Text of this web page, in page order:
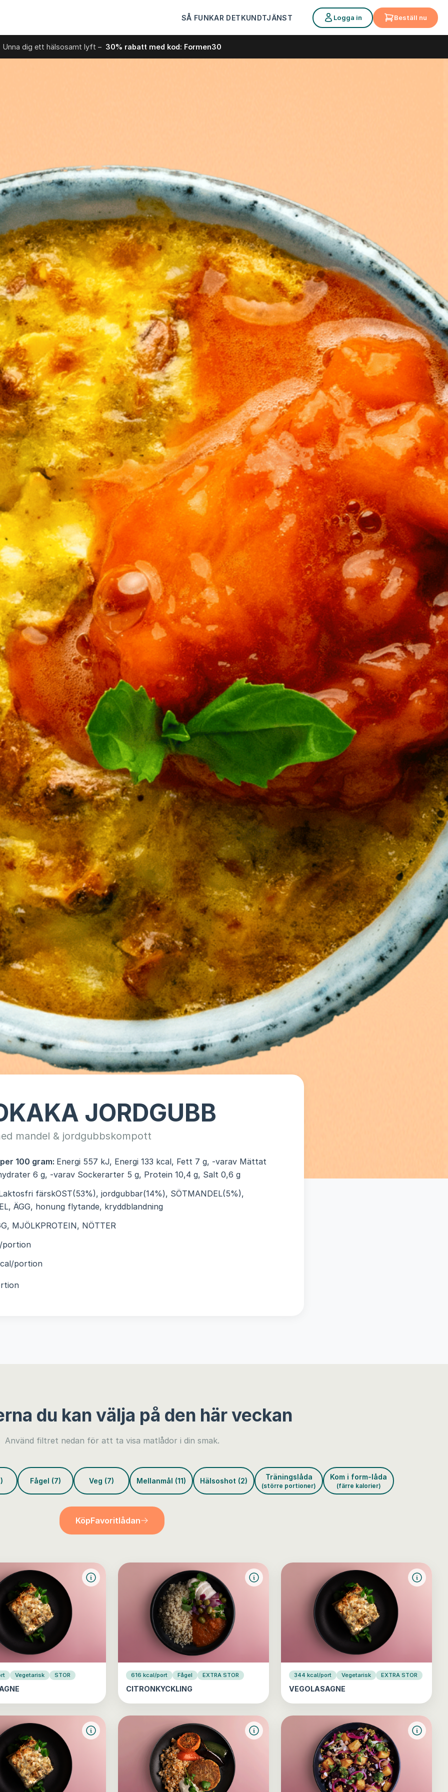
SÅ FUNKAR DETKUNDTJÄNST Logga in Beställ nu
Unna dig ett hälsosamt lyft – 30% rabatt med kod: Formen30
JORDGUBB
mandel & jordgubbskompott
100 gram: Energi 557 kJ, Energi 133 kcal, Fett 7 g, -varav Mättat
6 g, -varav Sockerarter 5 g, Protein 10,4 g, Salt 0,6 g
färskOST(53%), jordgubbar(14%), SÖTMANDEL(5%),
ÄGG, honung flytande, kryddblandning
MJÖLKPROTEIN, NÖTTER
portion
portion
du kan välja på den här veckan
Använd filtret nedan för att ta visa matlådor i din smak.
Fågel (7) Veg (7) Mellanmål (11) Hälsoshot (2) Träningslåda
(större portioner)
Kom i form-låda
(färre kalorier)
KöpFavoritlådan
Vegetarisk STOR 616 kcal/port Fågel EXTRA STOR
CITRONKYCKLING
344 kcal/port Vegetarisk EXTRA STOR
VEGOLASAGNE